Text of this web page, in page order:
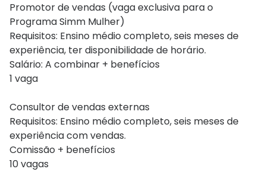
Promotor de vendas (vaga exclusiva para o
Programa Simm Mulher)
Requisitos: Ensino médio completo, seis meses de
experiência, ter disponibilidade de horário.
Salário: A combinar + benefícios
1 vaga
Consultor de vendas externas
Requisitos: Ensino médio completo, seis meses de
experiência com vendas.
Comissão + benefícios
10 vagas